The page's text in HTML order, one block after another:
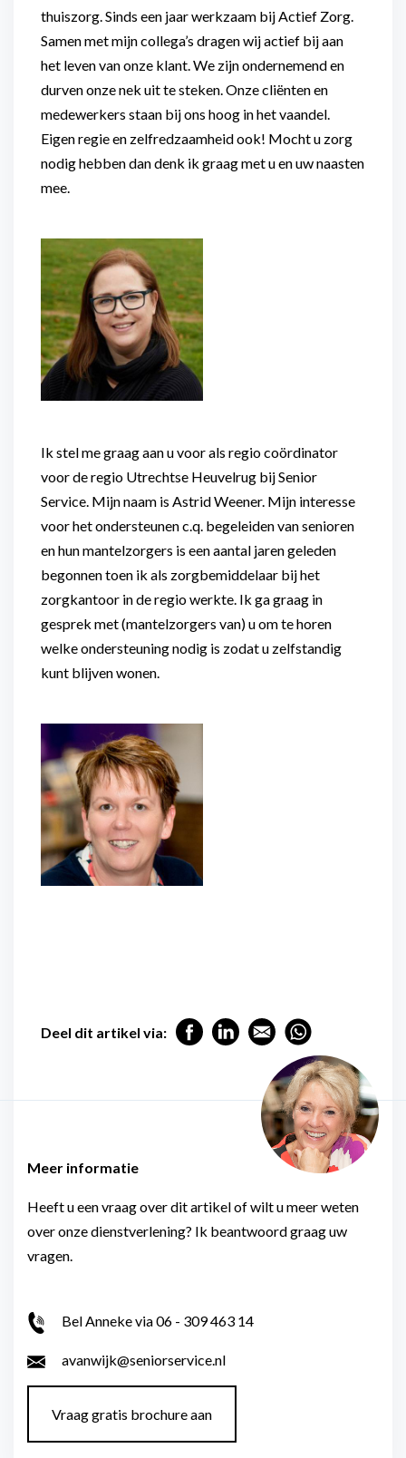
thuiszorg. Sinds een jaar werkzaam bij Actief Zorg.
Samen met mijn collega’s dragen wij actief bij aan
het leven van onze klant. We zijn ondernemend en
durven onze nek uit te steken. Onze cliënten en
medewerkers staan bij ons hoog in het vaandel.
Eigen regie en zelfredzaamheid ook! Mocht u zorg
nodig hebben dan denk ik graag met u en uw naasten
mee.
Ik stel me graag aan u voor als regio coördinator
voor de regio Utrechtse Heuvelrug bij Senior
Service. Mijn naam is Astrid Weener. Mijn interesse
voor het ondersteunen c.q. begeleiden van senioren
en hun mantelzorgers is een aantal jaren geleden
begonnen toen ik als zorgbemiddelaar bij het
zorgkantoor in de regio werkte. Ik ga graag in
gesprek met (mantelzorgers van) u om te horen
welke ondersteuning nodig is zodat u zelfstandig
kunt blijven wonen.
Deel dit artikel via:
Meer informatie
Heeft u een vraag over dit artikel of wilt u meer weten
over onze dienstverlening? Ik beantwoord graag uw
vragen.
Bel Anneke via 06 - 309 463 14
avanwijk@seniorservice.nl
Vraag gratis brochure aan